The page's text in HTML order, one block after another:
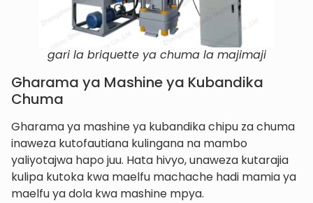
gari la briquette ya chuma la majimaji
Gharama ya Mashine ya Kubandika
Chuma
Gharama ya mashine ya kubandika chipu za chuma
inaweza kutofautiana kulingana na mambo
yaliyotajwa hapo juu. Hata hivyo, unaweza kutarajia
kulipa kutoka kwa maelfu machache hadi mamia ya
maelfu ya dola kwa mashine mpya.